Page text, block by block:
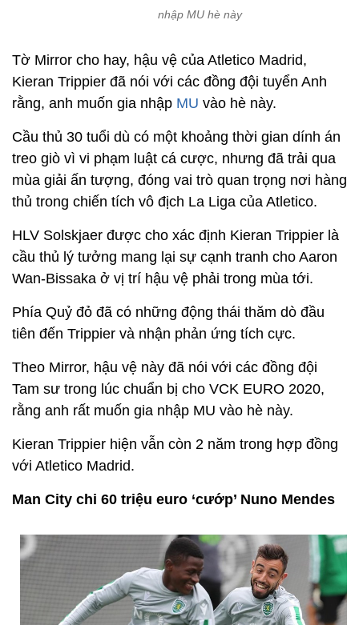
nhập MU hè này
Tờ Mirror cho hay, hậu vệ của Atletico Madrid,
Kieran Trippier đã nói với các đồng đội tuyển Anh
rằng, anh muốn gia nhập MU vào hè này.
Cầu thủ 30 tuổi dù có một khoảng thời gian dính án
treo giò vì vi phạm luật cá cược, nhưng đã trải qua
mùa giải ấn tượng, đóng vai trò quan trọng nơi hàng
thủ trong chiến tích vô địch La Liga của Atletico.
HLV Solskjaer được cho xác định Kieran Trippier là
cầu thủ lý tưởng mang lại sự cạnh tranh cho Aaron
Wan-Bissaka ở vị trí hậu vệ phải trong mùa tới.
Phía Quỷ đỏ đã có những động thái thăm dò đầu
tiên đến Trippier và nhận phản ứng tích cực.
Theo Mirror, hậu vệ này đã nói với các đồng đội
Tam sư trong lúc chuẩn bị cho VCK EURO 2020,
rằng anh rất muốn gia nhập MU vào hè này.
Kieran Trippier hiện vẫn còn 2 năm trong hợp đồng
với Atletico Madrid.
Man City chi 60 triệu euro ‘cướp’ Nuno Mendes